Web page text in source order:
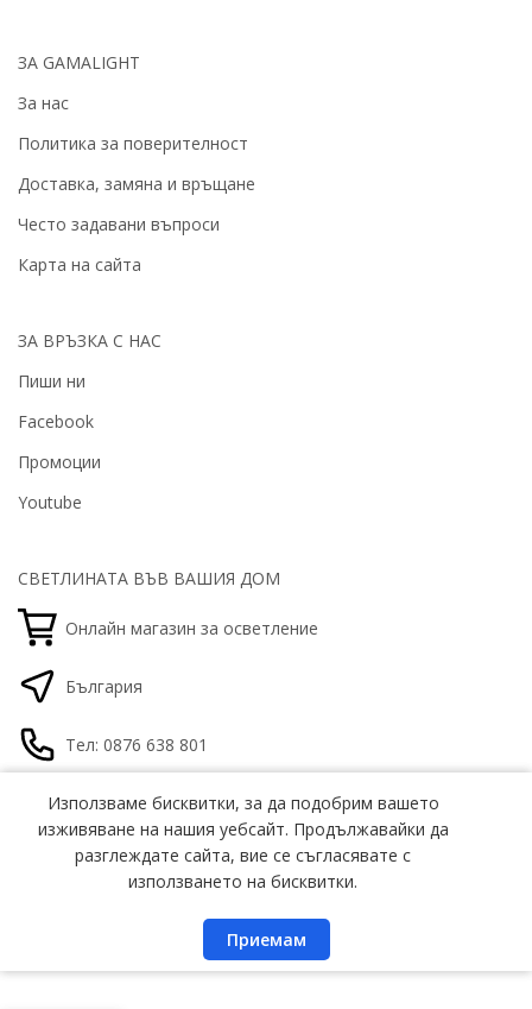
ЗА GAMALIGHT
За нас
Политика за поверителност
Доставка, замяна и връщане
Често задавани въпроси
Карта на сайта
ЗА ВРЪЗКА С НАС
Пиши ни
Facebook
Промоции
Youtube
СВЕТЛИНАТА ВЪВ ВАШИЯ ДОМ
Онлайн магазин за осветление
България
Тел: 0876 638 801
office@gamalight.bg
GAMALIGHT® Светлината във вашия дом
GAMALIGHT. Всички права запазени.
Всички цени са с включено ДДС
Използваме бисквитки, за да подобрим вашето
изживяване на нашия уебсайт. Продължавайки да
разглеждате сайта, вие се съгласявате с
използването на бисквитки.
Приемам
VIV003605
Използваме бисквитки, за да подобрим вашето
изживяване на нашия уебсайт. Продължавайки да
разглеждате сайта, вие се съгласявате с
използването на бисквитки.
Приемам